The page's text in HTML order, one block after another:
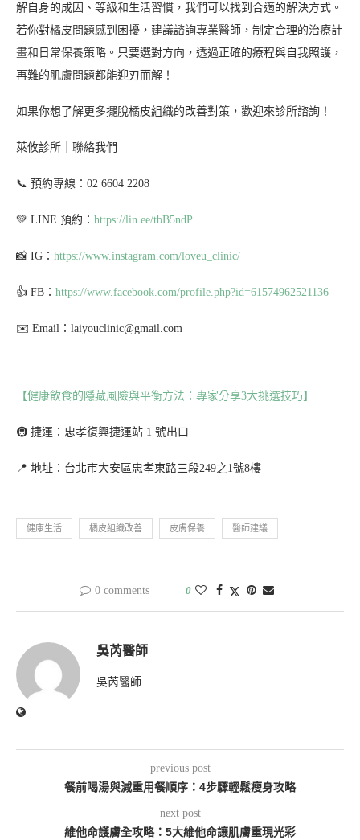
解自身的成因、等級和生活習慣，我們可以找到合適的解決方式。
若你對橘皮問題感到困擾，建議諮詢專業醫師，制定合理的治療計
畫和日常保養策略。只要選對方向，透過正確的療程與自我照護，
再難的肌膚問題都能迎刃而解！
如果你想了解更多擺脫橘皮組織的改善對策，歡迎來診所諮詢！
萊攸診所｜聯絡我們
📞 預約專線：02 6604 2208
💚 LINE 預約： https://lin.ee/tbB5ndP
📸 IG： https://www.instagram.com/loveu_clinic/
👍 FB： https://www.facebook.com/profile.php?id=61574962521136
✉️ Email：laiyouclinic@gmail.com
【健康飲食的隱藏風險與平衡方法：專家分享3大挑選技巧】
🚇 捷運：忠孝復興捷運站 1 號出口
📍 地址：台北市大安區忠孝東路三段249之1號8樓
健康生活 橘皮組織改善 皮膚保養 醫師建議
0 comments 0
吳芮醫師
吳芮醫師
previous post
餐前喝湯與減重用餐順序：4步驟輕鬆瘦身攻略
next post
維他命護膚全攻略：5大維他命讓肌膚重現光彩